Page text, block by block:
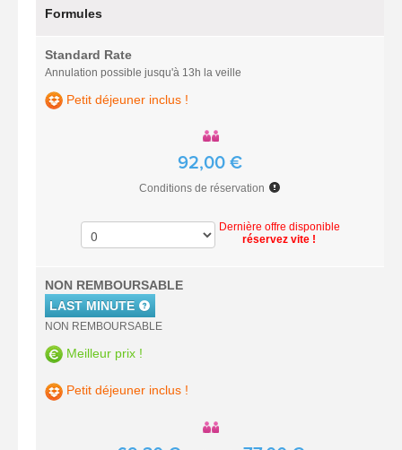
Formules
Standard Rate
Annulation possible jusqu'à 13h la veille
Petit déjeuner inclus !
92,00 €
Conditions de réservation
Dernière offre disponible
réservez vite !
NON REMBOURSABLE
LAST MINUTE
NON REMBOURSABLE
Meilleur prix !
Petit déjeuner inclus !